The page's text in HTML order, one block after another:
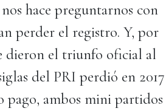
hace preguntarnos con
perder el registro. Y, por
dieron el triunfo oficial al
del PRI perdió en 2017
pago, ambos mini partidos